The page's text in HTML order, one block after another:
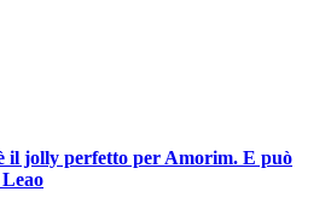
il jolly perfetto per Amorim. E può